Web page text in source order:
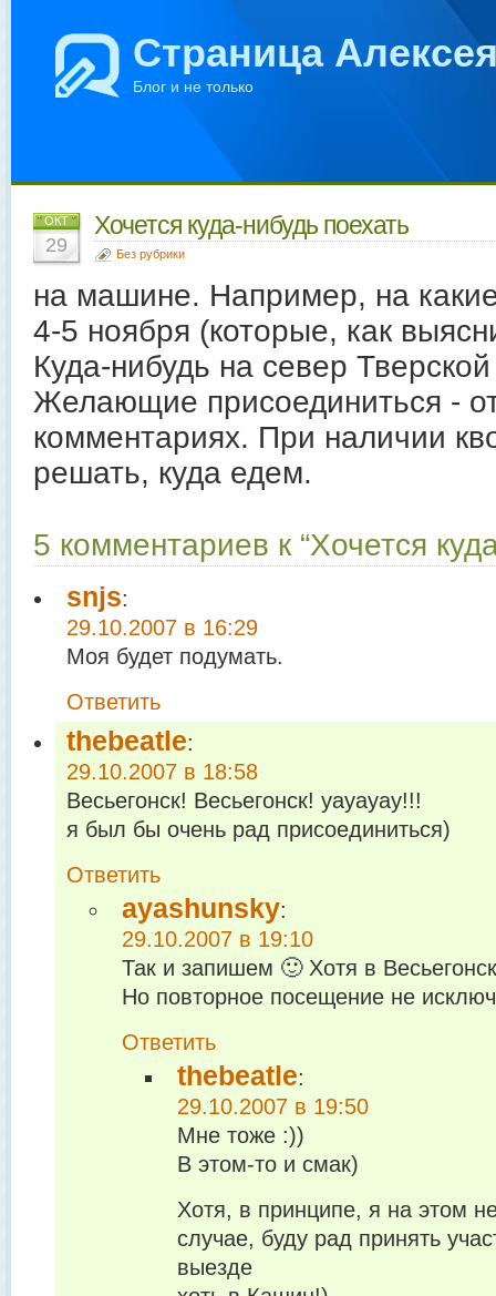
Страница
Блог и не только
ОКТ
29
Хочется куда-нибудь поехать
Без рубрики
на машине. Например, на
4-5 ноября (которые, как
Куда-нибудь на север
Желающие присоединиться -
комментариях. При наличии
решать, куда едем.
5 комментариев к “Хочется
snjs:
29.10.2007 в 16:29
Моя будет подумать.
Ответить
thebeatle:
29.10.2007 в 18:58
Весьегонск! Весьегонск! уауауау!!!
я был бы очень рад присоединиться)
Ответить
ayashunsky:
29.10.2007 в 19:10
Так и запишем 🙂 Хотя в
Но повторное посещение не
Ответить
thebeatle:
29.10.2007 в 19:50
Мне тоже :))
В этом-то и смак)
Хотя, в принципе, я на этом
случае, буду рад принять
выезде